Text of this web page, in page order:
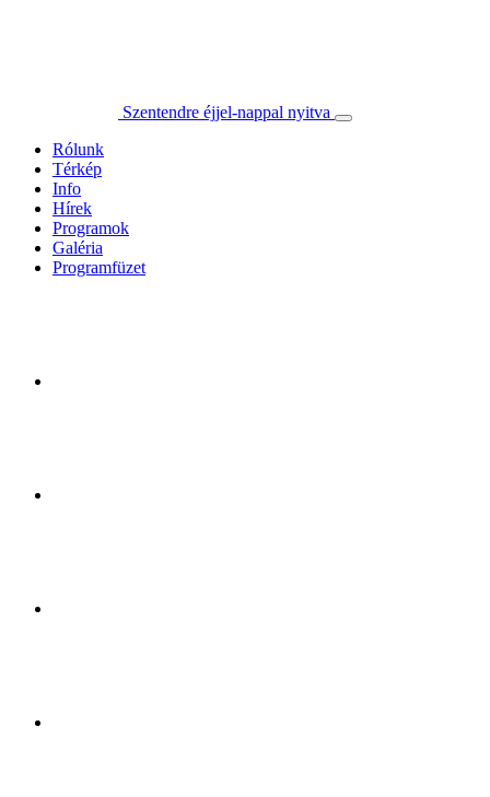
Szentendre éjjel-nappal nyitva
Rólunk
Térkép
Info
Hírek
Programok
Galéria
Programfüzet